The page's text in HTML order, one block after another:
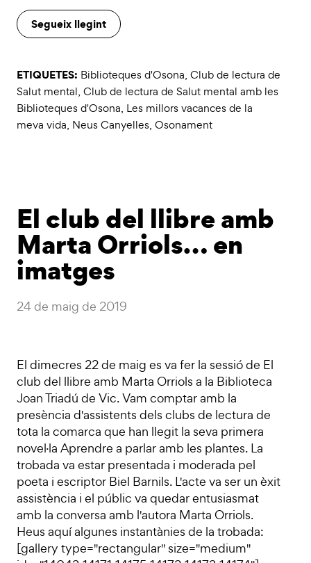
Segueix llegint
ETIQUETES: Biblioteques d'Osona, Club de lectura de
Salut mental, Club de lectura de Salut mental amb les
Biblioteques d'Osona, Les millors vacances de la
meva vida, Neus Canyelles, Osonament
El club del llibre amb
Marta Orriols… en
imatges
24 de maig de 2019
El dimecres 22 de maig es va fer la sessió de El
club del llibre amb Marta Orriols a la Biblioteca
Joan Triadú de Vic. Vam comptar amb la
presència d'assistents dels clubs de lectura de
tota la comarca que han llegit la seva primera
novel·la Aprendre a parlar amb les plantes. La
trobada va estar presentada i moderada pel
poeta i escriptor Biel Barnils. L'acte va ser un èxit
assistència i el públic va quedar entusiasmat
amb la conversa amb l'autora Marta Orriols.
Heus aquí algunes instantànies de la trobada:
[gallery type="rectangular" size="medium"